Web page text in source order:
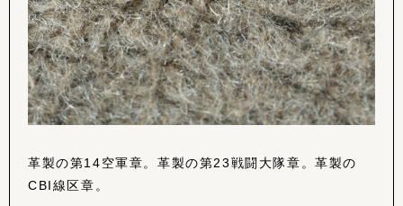
革製の第14空軍章。革製の第23戦闘大隊章。革製の
CBI線区章。